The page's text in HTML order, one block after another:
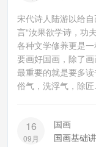
宋代诗人陆游以给
言“汝果欲学诗，功
各种文学修养更是
要画好国画，除了
最重要的就是要多
俗气，洗浮气，除匠
16
09月
国画
国画基础